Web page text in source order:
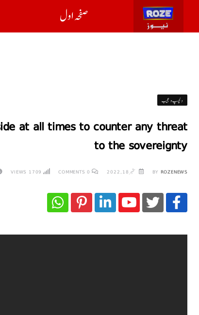
صفحہ اول
دلچسپ و عجیب
at all times to counter any threat
to the sovereignty
BY ROZENEWS ستمبر 18, 2022 0
COMMENTS
1709